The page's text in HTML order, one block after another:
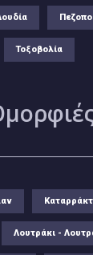
Τοξοβολία
Λουτράκι -